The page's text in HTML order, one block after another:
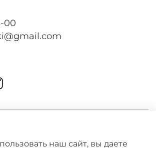
00
наш сайт, вы даете